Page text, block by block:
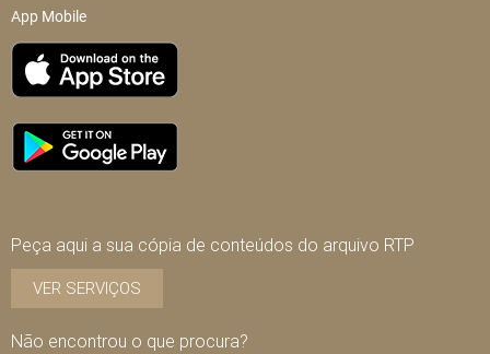
App Mobile
Peça aqui a sua cópia de conteúdos do arquivo RTP
VER SERVIÇOS
Não encontrou o que procura?